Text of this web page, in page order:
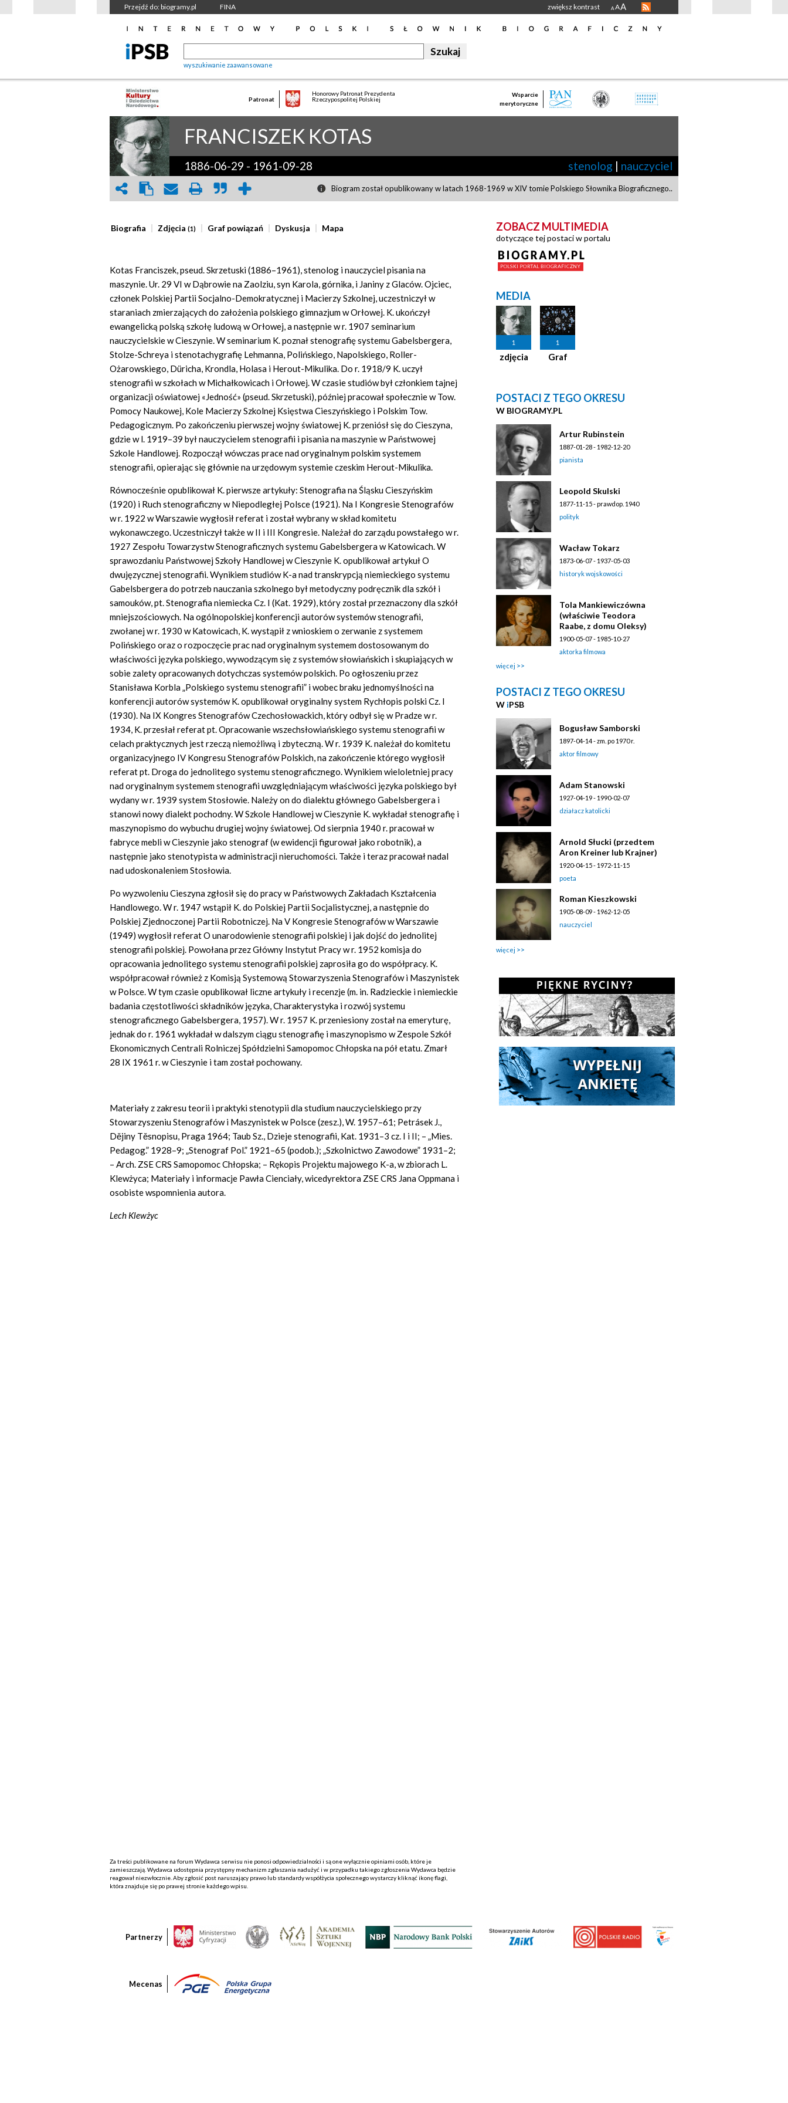
Przejdź do: biogramy.pl FINA zwiększ kontrast A AA
wyszukiwanie zaawansowane
Patronat
Honorowy Patronat Prezydenta
Rzeczypospolitej Polskiej
Wsparcie
merytoryczne
FRANCISZEK KOTAS
1886-06-29 - 1961-09-28 stenolog | nauczyciel
Biogram został opublikowany w latach 1968-1969 w XIV tomie Polskiego Słownika Biograficznego..
Biografia Zdjęcia(1) Graf powiązań Dyskusja Mapa
Kotas Franciszek, pseud. Skrzetuski (1886–1961), stenolog i nauczyciel pisania na
maszynie. Ur. 29 VI w Dąbrowie na Zaolziu, syn Karola, górnika, i Janiny z Glaców. Ojciec,
członek Polskiej Partii Socjalno-Demokratycznej i Macierzy Szkolnej, uczestniczył w
staraniach zmierzających do założenia polskiego gimnazjum w Orłowej. K. ukończył
ewangelicką polską szkołę ludową w Orłowej, a następnie w r. 1907 seminarium
nauczycielskie w Cieszynie. W seminarium K. poznał stenografię systemu Gabelsbergera,
Stolze-Schreya i stenotachygrafię Lehmanna, Polińskiego, Napolskiego, Roller-
Ożarowskiego, Düricha, Krondla, Holasa i Herout-Mikulika. Do r. 1918/9 K. uczył
stenografii w szkołach w Michałkowicach i Orłowej. W czasie studiów był członkiem tajnej
organizacji oświatowej «Jedność» (pseud. Skrzetuski), później pracował społecznie w Tow.
Pomocy Naukowej, Kole Macierzy Szkolnej Księstwa Cieszyńskiego i Polskim Tow.
Pedagogicznym. Po zakończeniu pierwszej wojny światowej K. przeniósł się do Cieszyna,
gdzie w l. 1919–39 był nauczycielem stenografii i pisania na maszynie w Państwowej
Szkole Handlowej. Rozpoczął wówczas prace nad oryginalnym polskim systemem
stenografii, opierając się głównie na urzędowym systemie czeskim Herout-Mikulika.
Równocześnie opublikował K. pierwsze artykuły: Stenografia na Śląsku Cieszyńskim
(1920) i Ruch stenograficzny w Niepodległej Polsce (1921). Na I Kongresie Stenografów
w r. 1922 w Warszawie wygłosił referat i został wybrany w skład komitetu
wykonawczego. Uczestniczył także w II i III Kongresie. Należał do zarządu powstałego w r.
1927 Zespołu Towarzystw Stenograficznych systemu Gabelsbergera w Katowicach. W
sprawozdaniu Państwowej Szkoły Handlowej w Cieszynie K. opublikował artykuł O
dwujęzycznej stenografii. Wynikiem studiów K-a nad transkrypcją niemieckiego systemu
Gabelsbergera do potrzeb nauczania szkolnego był metodyczny podręcznik dla szkół i
samouków, pt. Stenografia niemiecka Cz. I (Kat. 1929), który został przeznaczony dla szkół
mniejszościowych. Na ogólnopolskiej konferencji autorów systemów stenografii,
zwołanej w r. 1930 w Katowicach, K. wystąpił z wnioskiem o zerwanie z systemem
Polińskiego oraz o rozpoczęcie prac nad oryginalnym systemem dostosowanym do
właściwości języka polskiego, wywodzącym się z systemów słowiańskich i skupiających w
sobie zalety opracowanych dotychczas systemów polskich. Po ogłoszeniu przez
Stanisława Korbla „Polskiego systemu stenografii” i wobec braku jednomyślności na
konferencji autorów systemów K. opublikował oryginalny system Rychłopis polski Cz. I
(1930). Na IX Kongres Stenografów Czechosłowackich, który odbył się w Pradze w r.
1934, K. przesłał referat pt. Opracowanie wszechsłowiańskiego systemu stenografii w
celach praktycznych jest rzeczą niemożliwą i zbyteczną. W r. 1939 K. należał do komitetu
organizacyjnego IV Kongresu Stenografów Polskich, na zakończenie którego wygłosił
referat pt. Droga do jednolitego systemu stenograficznego. Wynikiem wieloletniej pracy
nad oryginalnym systemem stenografii uwzględniającym właściwości języka polskiego był
wydany w r. 1939 system Stosłowie. Należy on do dialektu głównego Gabelsbergera i
stanowi nowy dialekt pochodny. W Szkole Handlowej w Cieszynie K. wykładał stenografię i
maszynopismo do wybuchu drugiej wojny światowej. Od sierpnia 1940 r. pracował w
fabryce mebli w Cieszynie jako stenograf (w ewidencji figurował jako robotnik), a
następnie jako stenotypista w administracji nieruchomości. Także i teraz pracował nadal
nad udoskonaleniem Stosłowia.
Po wyzwoleniu Cieszyna zgłosił się do pracy w Państwowych Zakładach Kształcenia
Handlowego. W r. 1947 wstąpił K. do Polskiej Partii Socjalistycznej, a następnie do
Polskiej Zjednoczonej Partii Robotniczej. Na V Kongresie Stenografów w Warszawie
(1949) wygłosił referat O unarodowienie stenografii polskiej i jak dojść do jednolitej
stenografii polskiej. Powołana przez Główny Instytut Pracy w r. 1952 komisja do
opracowania jednolitego systemu stenografii polskiej zaprosiła go do współpracy. K.
współpracował również z Komisją Systemową Stowarzyszenia Stenografów i Maszynistek
w Polsce. W tym czasie opublikował liczne artykuły i recenzje (m. in. Radzieckie i niemieckie
badania częstotliwości składników języka, Charakterystyka i rozwój systemu
stenograficznego Gabelsbergera, 1957). W r. 1957 K. przeniesiony został na emeryturę,
jednak do r. 1961 wykładał w dalszym ciągu stenografię i maszynopismo w Zespole Szkół
Ekonomicznych Centrali Rolniczej Spółdzielni Samopomoc Chłopska na pół etatu. Zmarł
28 IX 1961 r. w Cieszynie i tam został pochowany.
Materiały z zakresu teorii i praktyki stenotypii dla studium nauczycielskiego przy
Stowarzyszeniu Stenografów i Maszynistek w Polsce (zesz.), W. 1957–61; Petrásek J.,
Dějiny Těsnopisu, Praga 1964; Taub Sz., Dzieje stenografii, Kat. 1931–3 cz. I i II; – „Mies.
Pedagog.” 1928–9; „Stenograf Pol.” 1921–65 (podob.); „Szkolnictwo Zawodowe” 1931–2;
– Arch. ZSE CRS Samopomoc Chłopska; – Rękopis Projektu majowego K-a, w zbiorach L.
Klewżyca; Materiały i informacje Pawła Cienciały, wicedyrektora ZSE CRS Jana Oppmana i
osobiste wspomnienia autora.
Lech Klewżyc
Za treści publikowane na forum Wydawca serwisu nie ponosi odpowiedzialności i są one wyłącznie opiniami osób, które je
zamieszczają. Wydawca udostępnia przystępny mechanizm zgłaszania nadużyć i w przypadku takiego zgłoszenia Wydawca będzie
reagował niezwłocznie. Aby zgłosić post naruszający prawo lub standardy współżycia społecznego wystarczy kliknąć ikonę flagi,
która znajduje się po prawej stronie każdego wpisu.
ZOBACZ MULTIMEDIA
dotyczące tej postaci w portalu
MEDIA
1
zdjęcia
1
Graf
POSTACI Z TEGO OKRESU
W BIOGRAMY.PL
Artur Rubinstein
1887-01-28 - 1982-12-20
pianista
Leopold Skulski
1877-11-15 - prawdop. 1940
polityk
Wacław Tokarz
1873-06-07 - 1937-05-03
historyk wojskowości
Tola Mankiewiczówna
(właściwie Teodora
Raabe, z domu Oleksy)
1900-05-07 - 1985-10-27
aktorka filmowa
więcej
POSTACI Z TEGO OKRESU
W iPSB
Bogusław Samborski
1897-04-14 - zm. po 1970 r.
aktor filmowy
Adam Stanowski
1927-04-19 - 1990-02-07
działacz katolicki
Arnold Słucki (przedtem
Aron Kreiner lub Krajner)
1920-04-15 - 1972-11-15
poeta
Roman Kieszkowski
1905-08-09 - 1962-12-05
nauczyciel
więcej
Partnerzy
Mecenas